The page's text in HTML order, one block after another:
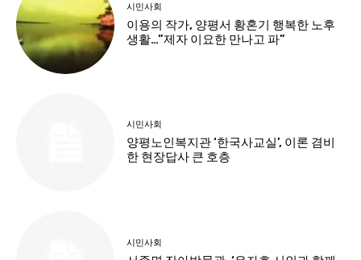
시민사회
이용의 작가, 양평서 황혼기 행복한 노후
생활…”제자 이요한 만나고 파”
시민사회
양평노인복지관 ‘한국사교실’, 이론 겸비
한 현장답사 큰 호층
시민사회